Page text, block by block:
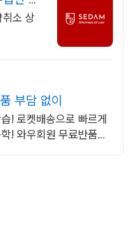
소 상
부담 없이
! 로켓배송으로 빠르게
! 와우회원 무료반품으